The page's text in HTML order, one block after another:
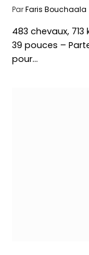
ParFaris Bouchaala
483 chevaux,
39 pouces –
pour…